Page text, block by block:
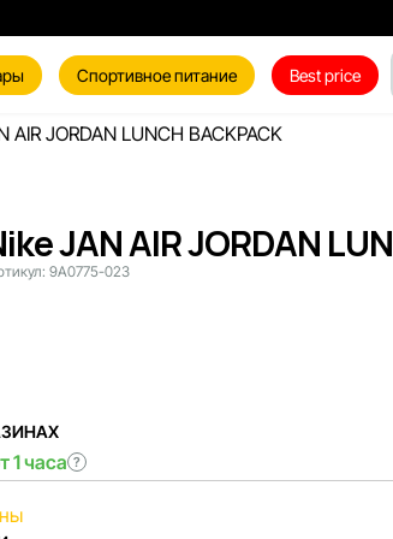
Спортивное питание Best price
AIR JORDAN LUNCH BACKPACK
JAN AIR JORDAN
9A0775-023
1 часа ?